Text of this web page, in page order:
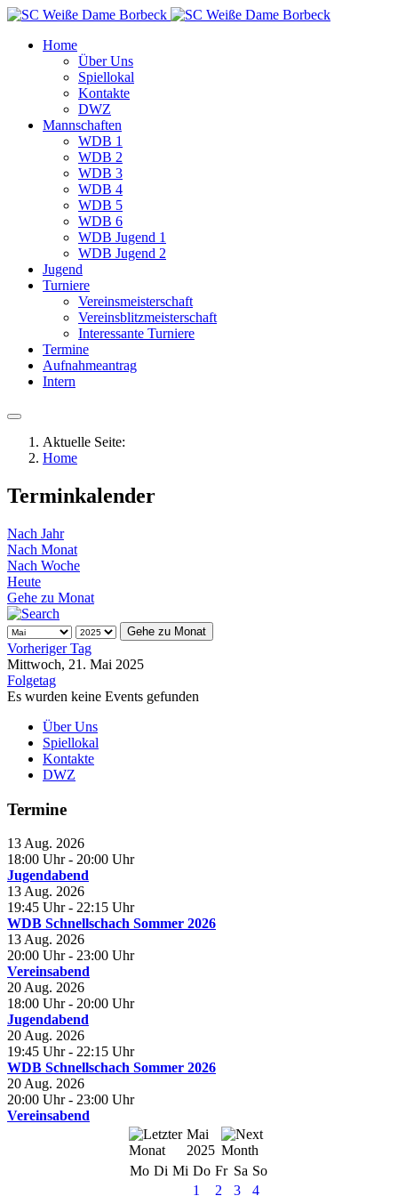
Home
Über Uns
Spiellokal
Kontakte
DWZ
Mannschaften
WDB 1
WDB 2
WDB 3
WDB 4
WDB 5
WDB 6
WDB Jugend 1
WDB Jugend 2
Jugend
Turniere
Vereinsmeisterschaft
Vereinsblitzmeisterschaft
Interessante Turniere
Termine
Aufnahmeantrag
Intern
Aktuelle Seite:
Home
Terminkalender
Nach Jahr
Nach Monat
Nach Woche
Heute
Gehe zu Monat
Gehe zu Monat
Vorheriger Tag
Mittwoch, 21. Mai 2025
Folgetag
Es wurden keine Events gefunden
Über Uns
Spiellokal
Kontakte
DWZ
Termine
13 Aug. 2026
18:00 Uhr - 20:00 Uhr
Jugendabend
13 Aug. 2026
19:45 Uhr - 22:15 Uhr
WDB Schnellschach Sommer 2026
13 Aug. 2026
20:00 Uhr - 23:00 Uhr
Vereinsabend
20 Aug. 2026
18:00 Uhr - 20:00 Uhr
Jugendabend
20 Aug. 2026
19:45 Uhr - 22:15 Uhr
WDB Schnellschach Sommer 2026
20 Aug. 2026
20:00 Uhr - 23:00 Uhr
Vereinsabend
Mai
2025
Mo Di Mi Do Fr Sa So
1
2 3 4